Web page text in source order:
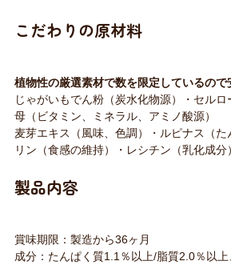
こだわりの原材料
植物性の厳選素材で数を限定しているので
じゃがいもでん粉（炭水化物源）・セル
母（ビタミン、ミネラル、アミノ酸源）
麦芽エキス（風味、色調）・ルピナス（
リン（食感の維持）・レシチン（乳化成分）
製品内容
賞味期限：製造から36ヶ月
成分：たんぱく質1.1％以上/脂質2.0％以